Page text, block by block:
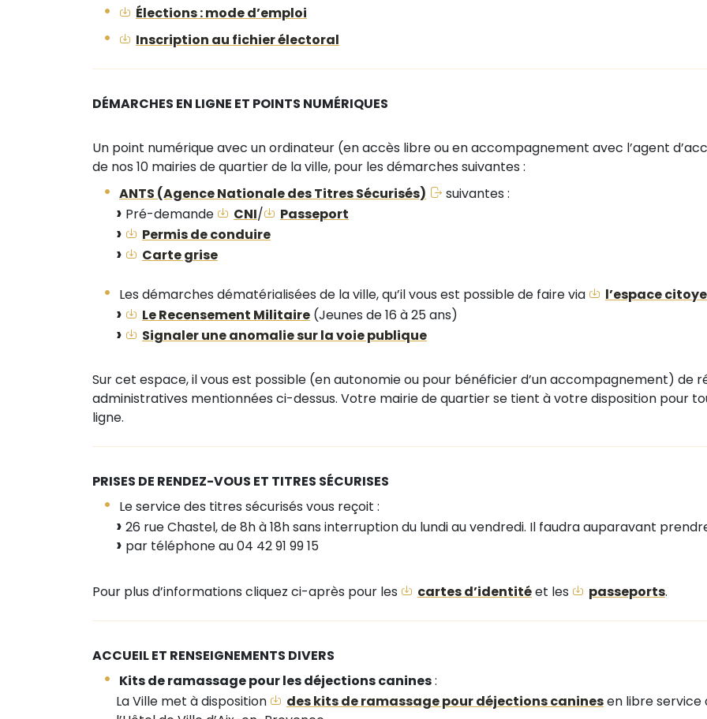
Élections : mode d’emploi
Inscription au fichier électoral
DÉMARCHES EN LIGNE ET POINTS NUMÉRIQUES
Un point numérique avec un ordinateur (en accès libre ou en accompagnement avec l’agent
de nos 10 mairies de quartier de la ville, pour les démarches suivantes :
ANTS (Agence Nationale des Titres Sécurisés)
suivantes :
Pré-demande
CNI/
Passeport
Permis de conduire
Carte grise
Les démarches dématérialisées de la ville, qu’il vous est possible de faire via
l’espace
Le Recensement Militaire (Jeunes de 16 à 25 ans)
Signaler une anomalie sur la voie publique
Sur cet espace, il vous est possible (en autonomie ou pour bénéficier d’un accompagnement) de
administratives mentionnées ci-dessus. Votre mairie de quartier se tient à votre disposition pour
ligne.
PRISES DE RENDEZ-VOUS ET TITRES SÉCURISES
Le service des titres sécurisés vous reçoit :
26 rue Chastel, de 8h à 18h sans interruption du lundi au vendredi. Il faudra auparavant
par téléphone au 04 42 91 99 15
Pour plus d’informations cliquez ci-après pour les cartes d’identitéet les passeports.
ACCUEIL ET RENSEIGNEMENTS DIVERS
Kits de ramassage pour les déjections canines:
La Ville met à disposition
des kits de ramassage pour déjections caninesen libre service